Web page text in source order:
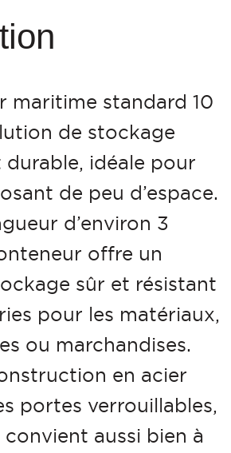
maritime standard 10
de stockage
idéale pour
de peu d’espace.
d’environ 3
offre un
sûr et résistant
pour les matériaux,
ou marchandises.
en acier
portes verrouillables,
aussi bien à